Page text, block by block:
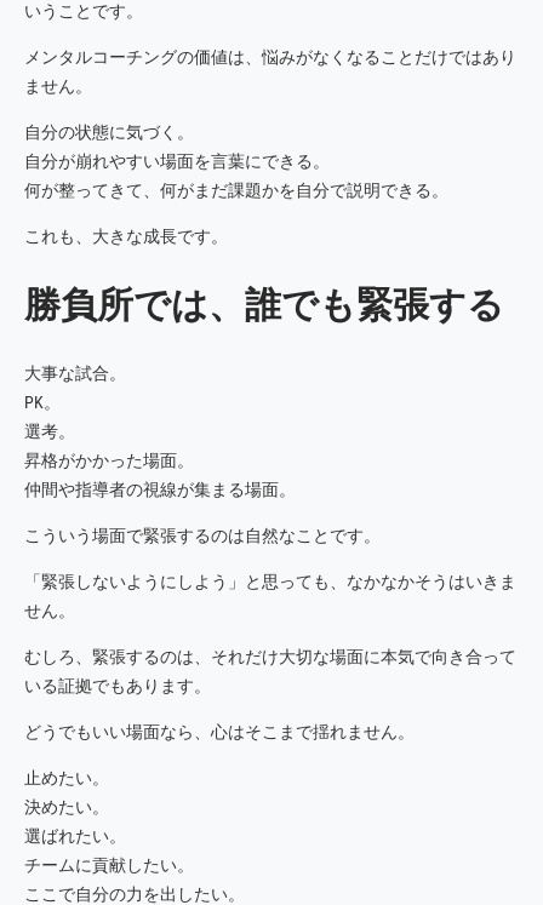
いうことです。
メンタルコーチングの価値は、悩みがなくなることだけではあり
ません。
自分の状態に気づく。
自分が崩れやすい場面を言葉にできる。
何が整ってきて、何がまだ課題かを自分で説明できる。
これも、大きな成長です。
勝負所では、誰でも緊張する
大事な試合。
PK。
選考。
昇格がかかった場面。
仲間や指導者の視線が集まる場面。
こういう場面で緊張するのは自然なことです。
「緊張しないようにしよう」と思っても、なかなかそうはいきま
せん。
むしろ、緊張するのは、それだけ大切な場面に本気で向き合って
いる証拠でもあります。
どうでもいい場面なら、心はそこまで揺れません。
止めたい。
決めたい。
選ばれたい。
チームに貢献したい。
ここで自分の力を出したい。